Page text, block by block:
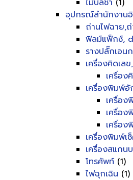
ไม้บัลชา (1)
อุปกรณ์สำนักงาน
ถ่านไฟฉาย,
ฟิลม์แฟ็กซ์,
รางปลั๊กเอน
เครื่องคิดเล
เครื่อง
เครื่องพิมพ์
เครื่อง
เครื่อง
เครื่อ
เครื่องพิมพ์เ
เครื่องสแกน
โทรศัพท์ (1)
ไฟฉุกเฉิน (1)